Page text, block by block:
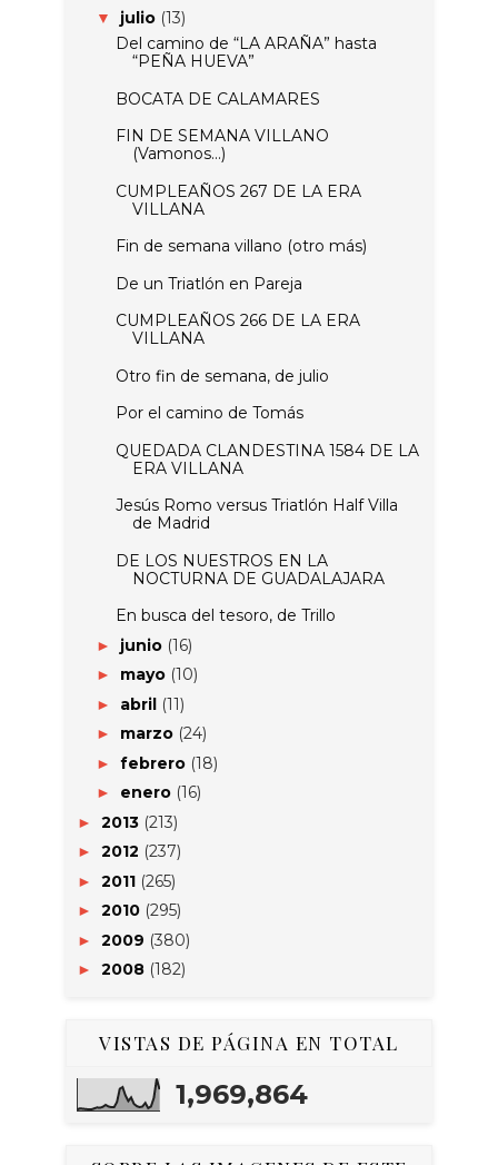
▼ julio (13)
Del camino de “LA ARAÑA” hasta
“PEÑA HUEVA”
BOCATA DE CALAMARES
FIN DE SEMANA VILLANO
(Vamonos...)
CUMPLEAÑOS 267 DE LA ERA
VILLANA
Fin de semana villano (otro más)
De un Triatlón en Pareja
CUMPLEAÑOS 266 DE LA ERA
VILLANA
Otro fin de semana, de julio
Por el camino de Tomás
QUEDADA CLANDESTINA 1584 DE LA
ERA VILLANA
Jesús Romo versus Triatlón Half Villa
DE LOS NUESTROS EN LA
NOCTURNA DE GUADALAJARA
En busca del tesoro, de Trillo
► junio (16)
► mayo (10)
► abril (11)
► marzo (24)
► febrero (18)
► enero (16)
► 2013 (213)
► 2012 (237)
► 2011 (265)
► 2010 (295)
► 2009 (380)
► 2008 (182)
VISTAS DE PÁGINA EN TOTAL
1,969,864